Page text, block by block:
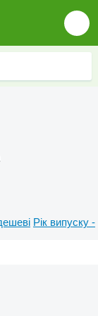
Рік випуску -